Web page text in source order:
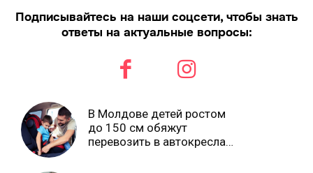
Подписывайтесь на наши соцсети, чтобы знать
ответы на актуальные вопросы:
В Молдове детей ростом
до 150 см обяжут
перевозить в автокреслах